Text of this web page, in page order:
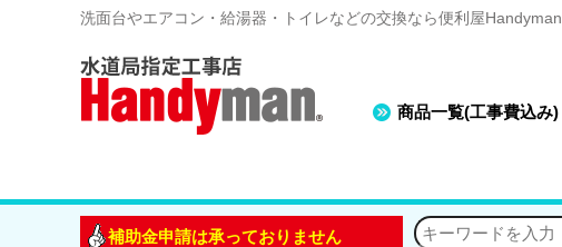
洗面台やエアコン・給湯器・トイレなどの交換なら便利屋Handyman
商品一覧(工事費込み)
補助金申請は承っておりません